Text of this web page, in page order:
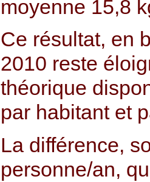
moyenne 15,8
Ce résultat, en
2010 reste
théorique
par habitant et
La différence,
personne/an,